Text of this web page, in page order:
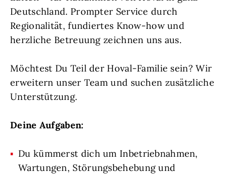
Deutschland. Prompter Service durch
Regionalität, fundiertes Know-how und
herzliche Betreuung zeichnen uns aus.
Möchtest Du Teil der Hoval-Familie sein? Wir
erweitern unser Team und suchen zusätzliche
Unterstützung.
Deine Aufgaben:
Du kümmerst dich um Inbetriebnahmen,
Wartungen, Störungsbehebung und